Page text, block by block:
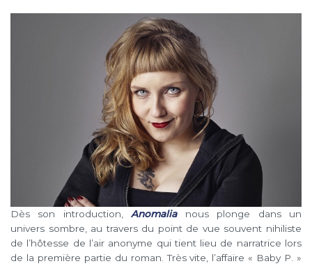
Dès son introduction,Anomalianous plonge dans un
univers sombre, au travers du point de vue souvent nihiliste
de l’hôtesse de l’air anonyme qui tient lieu de narratrice lors
de la première partie du roman. Très vite, l’affaire « Baby P. »